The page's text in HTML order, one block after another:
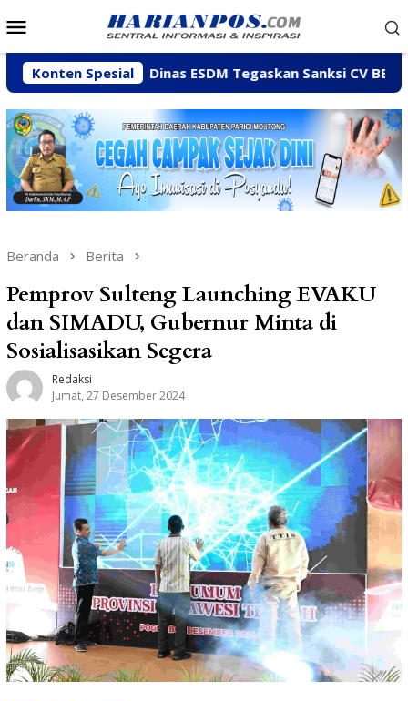
ke
Mobile
Konten Spesial
Dinas ESDM Tegaskan Sanksi CV BBN Belum
Beranda Berita
Pemprov Sulteng Launching EVAKU
dan SIMADU, Gubernur Minta di
Sosialisasikan Segera
Redaksi
Jumat, 27 Desember 2024